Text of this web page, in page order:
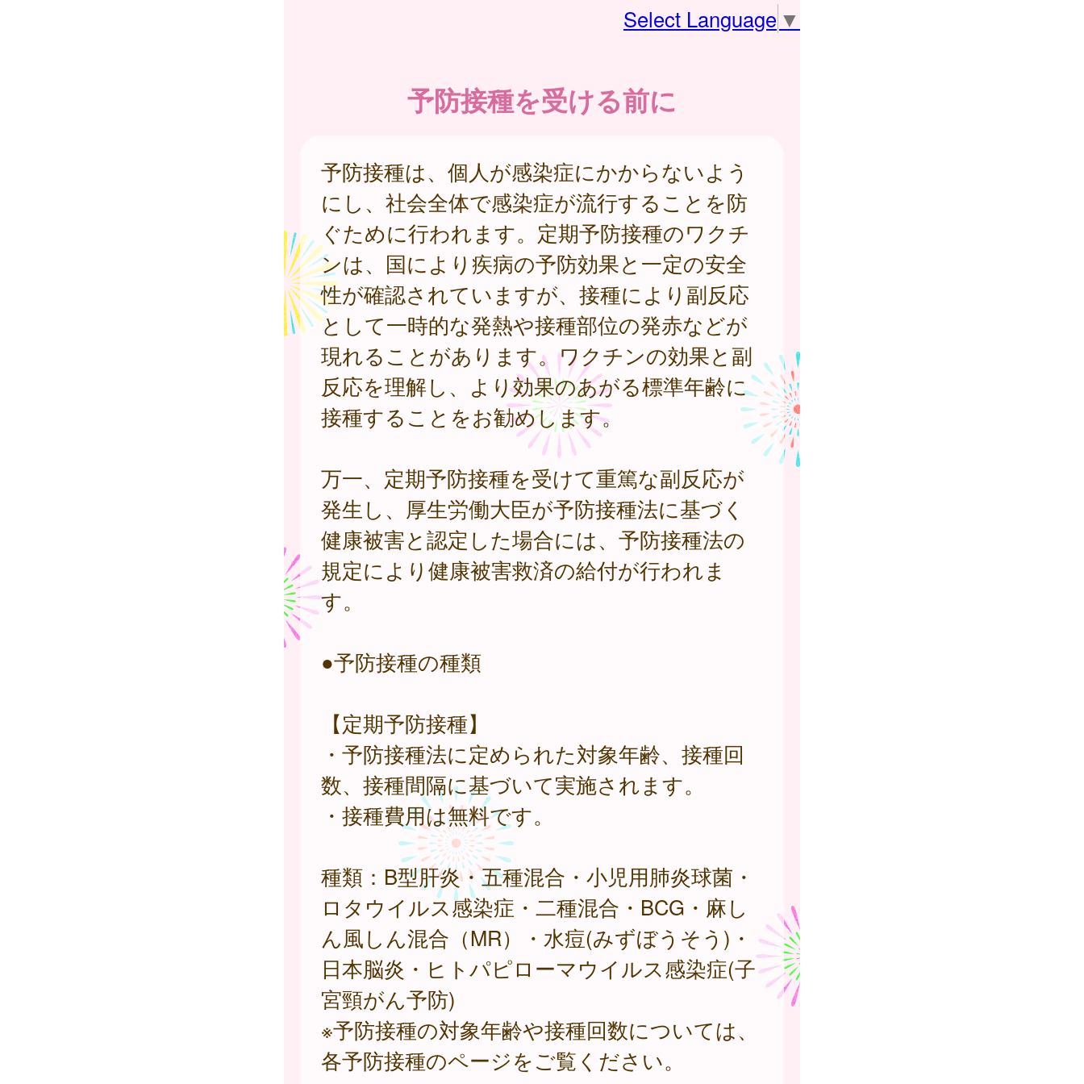
Select Language ▼
予防接種を受ける前に
予防接種は、個人が感染症にかからないよう
にし、社会全体で感染症が流行することを防
ぐために行われます。定期予防接種のワクチ
ンは、国により疾病の予防効果と一定の安全
性が確認されていますが、接種により副反応
として一時的な発熱や接種部位の発赤などが
現れることがあります。ワクチンの効果と副
反応を理解し、より効果のあがる標準年齢に
接種することをお勧めします。
万一、定期予防接種を受けて重篤な副反応が
発生し、厚生労働大臣が予防接種法に基づく
健康被害と認定した場合には、予防接種法の
規定により健康被害救済の給付が行われま
す。
●予防接種の種類
【定期予防接種】
・予防接種法に定められた対象年齢、接種回
数、接種間隔に基づいて実施されます。
・接種費用は無料です。
種類：B型肝炎・五種混合・小児用肺炎球菌・
ロタウイルス感染症・二種混合・BCG・麻し
ん風しん混合（MR）・水痘(みずぼうそう)・
日本脳炎・ヒトパピローマウイルス感染症(子
宮頸がん予防)
※予防接種の対象年齢や接種回数については、
各予防接種のページをご覧ください。